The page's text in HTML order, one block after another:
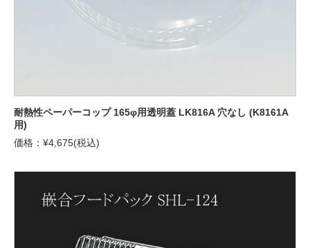
耐熱性ペーパーコップ 165φ用透明蓋 LK816A 穴なし (K8161A
用)
価格：¥4,675(税込)